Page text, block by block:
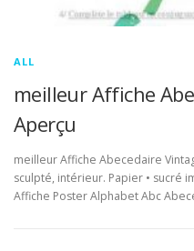
ALL
meilleur Affiche
Aperçu
meilleur Affiche Abecedaire
sculpté, intérieur. Papier • sucré
Affiche Poster Alphabet Abc